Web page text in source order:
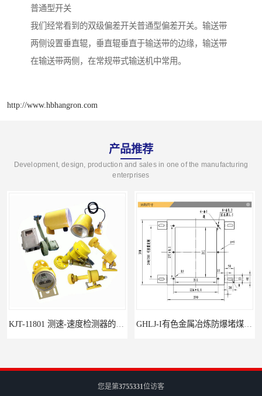
普通型开关
我们经常看到的双级偏差开关普通型偏差开关。输送带
两侧设置垂直辊，垂直辊垂直于输送带的边缘，输送带
在输送带两侧，在常规带式输送机中常用。
http://www.hbhangron.com
产品推荐
Development, design, production and sales in one of the manufacturing
enterprises
您是第3755331位访客